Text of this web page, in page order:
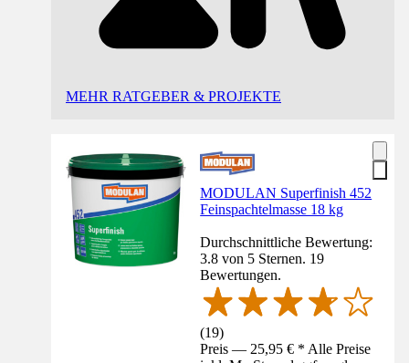
MEHR RATGEBER & PROJEKTE
MODULAN Superfinish 452
Feinspachtelmasse 18 kg
Durchschnittliche Bewertung:
3.8 von 5 Sternen. 19
Bewertungen.
(19)
Preis — 25,95 € * Alle Preise